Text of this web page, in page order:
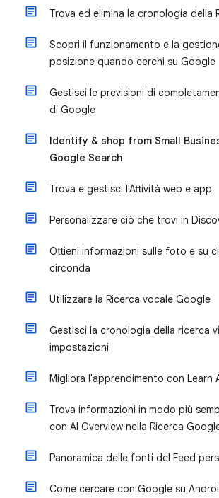
Trova ed elimina la cronologia della
Scopri il funzionamento e la
posizione quando cerchi su Google
Gestisci le previsioni di
di Google
Identify & shop from Small
Google Search
Trova e gestisci l'Attività web e app
Personalizzare ciò che trovi in
Ottieni informazioni sulle foto e su
circonda
Utilizzare la Ricerca vocale Google
Gestisci la cronologia della ricerca
impostazioni
Migliora l'apprendimento con Learn
Trova informazioni in modo più
con AI Overview nella Ricerca
Panoramica delle fonti del Feed
Come cercare con Google su